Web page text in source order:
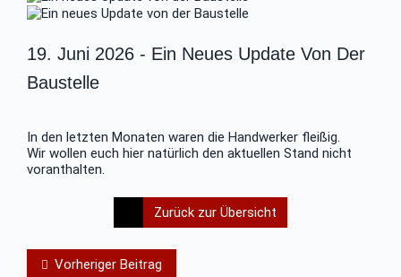
19. Juni 2026 - Ein Neues Update Von Der
Baustelle
In den letzten Monaten waren die Handwerker fleißig.
Wir wollen euch hier natürlich den aktuellen Stand nicht
voranthalten.
Zurück zur Übersicht
Vorheriger Beitrag